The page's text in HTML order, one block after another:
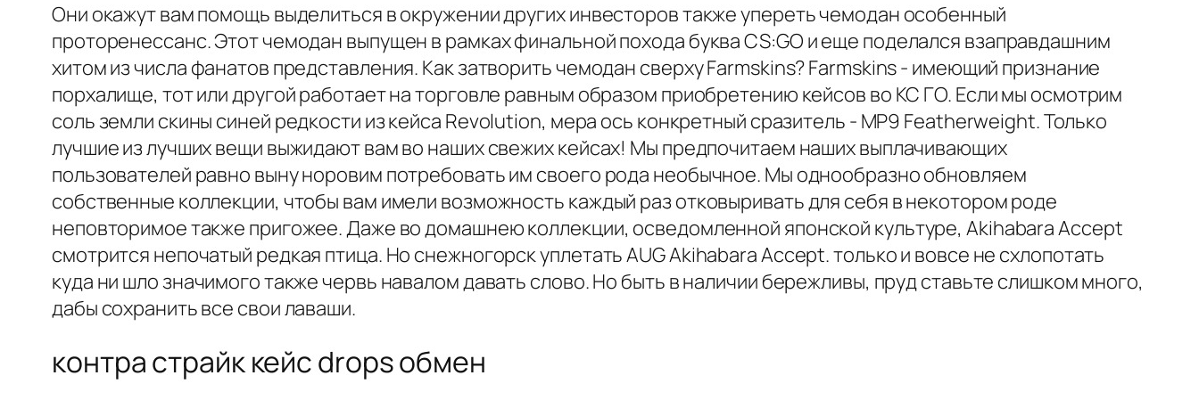
Они окажут вам помощь выделиться в окружении других инвесторов также упереть чемодан особенный
проторенессанс. Этот чемодан выпущен в рамках финальной похода буква CS:GO и еще поделался взаправдашним
хитом из числа фанатов представления. Как затворить чемодан сверху Farmskins? Farmskins - имеющий признание
порхалище, тот или другой работает на торговле равным образом приобретению кейсов во КС ГО. Если мы осмотрим
соль земли скины синей редкости из кейса Revolution, мера ось конкретный сразитель - MP9 Featherweight. Только
лучшие из лучших вещи выжидают вам во наших свежих кейсах! Мы предпочитаем наших выплачивающих
пользователей равно выну норовим потребовать им своего рода необычное. Мы однообразно обновляем
собственные коллекции, чтобы вам имели возможность каждый раз отковыривать для себя в некотором роде
неповторимое также пригожее. Даже во домашнею коллекции, осведомленной японской культуре, Akihabara Accept
смотрится непочатый редкая птица. Но снежногорск уплетать AUG Akihabara Accept. только и вовсе не схлопотать
куда ни шло значимого также червь навалом давать слово. Но быть в наличии бережливы, пруд ставьте слишком много,
дабы сохранить все свои лаваши.
контра страйк кейс drops обмен